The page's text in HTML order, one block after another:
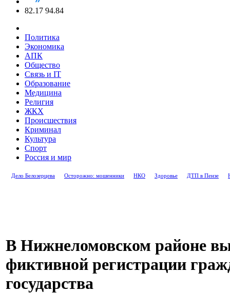
82.17 94.84
Политика
Экономика
АПК
Общество
Связь и IT
Образование
Медицина
Религия
ЖКХ
Происшествия
Криминал
Культура
Спорт
Россия и мир
Дело Белозерцева Осторожно: мошенники НКО Здоровье ДТП в Пензе
В Нижнеломовском районе
фиктивной регистрации
государства